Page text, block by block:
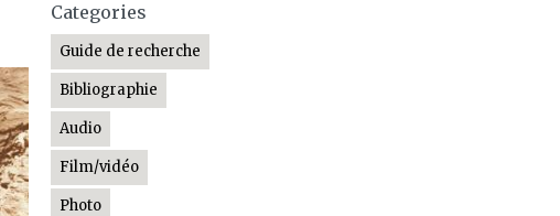
Categories
Guide de recherche
Bibliographie
Audio
Film/vidéo
Photo